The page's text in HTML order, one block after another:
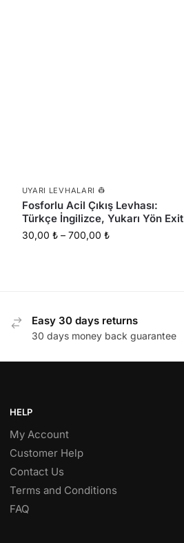
UYARI LEVHALARI 👷
Fosforlu Acil Çıkış Levhası:
Türkçe İngilizce, Yukarı Yön Exit
30,00 ₺ – 700,00 ₺
Easy 30 days returns
30 days money back guarantee
HELP
My Account
Customer Help
Contact Us
Terms and Conditions
FAQ